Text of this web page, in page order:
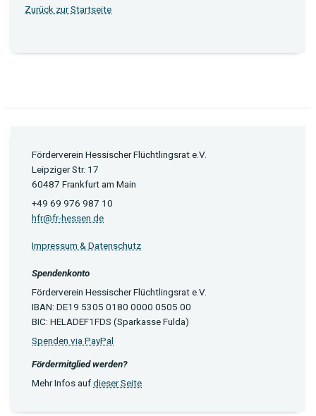
Zurück zur Startseite
Förderverein Hessischer Flüchtlingsrat e.V.
Leipziger Str. 17
60487 Frankfurt am Main
+49 69 976 987 10
hfr@fr-hessen.de
Impressum & Datenschutz
Spendenkonto
Förderverein Hessischer Flüchtlingsrat e.V.
IBAN: DE19 5305 0180 0000 0505 00
BIC: HELADEF1FDS (Sparkasse Fulda)
Spenden via PayPal
Fördermitglied werden?
Mehr Infos aufdieser Seite